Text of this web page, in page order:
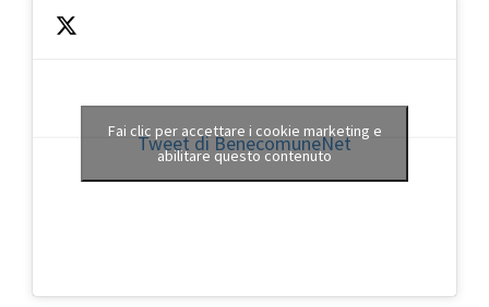
Tweet di BenecomuneNet
Fai clic per accettare i cookie marketing e
abilitare questo contenuto